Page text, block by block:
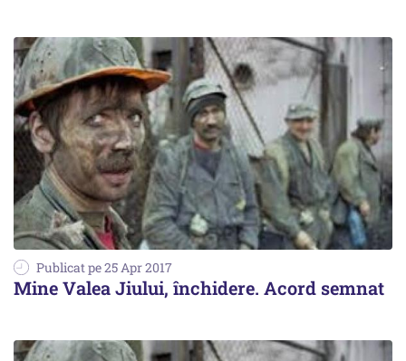
Publicat pe 25 Apr 2017
Mine Valea Jiului, închidere. Acord semnat